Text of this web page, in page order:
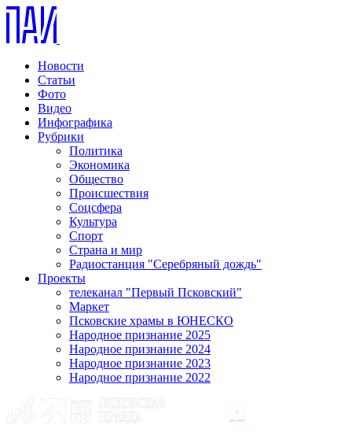
Новости
Статьи
Фото
Видео
Инфографика
Рубрики
Политика
Экономика
Общество
Происшествия
Соцсфера
Культура
Спорт
Страна и мир
Радиостанция "Серебряный дождь"
Проекты
телеканал "Первый Псковский"
Маркет
Псковские храмы в ЮНЕСКО
Народное признание 2025
Народное признание 2024
Народное признание 2023
Народное признание 2022